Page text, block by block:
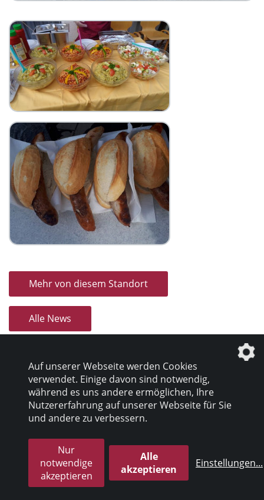
Mehr von diesem Standort
Alle News
© 2026 inter pares Sozialholding GmbH
Datenschutz|Impressum
die profilschmiede - Internetagentur
Auf unserer Webseite werden Cookies
verwendet. Einige davon sind notwendig,
während es uns andere ermöglichen, Ihre
Nutzererfahrung auf unserer Webseite für Sie
und andere zu verbessern.
Nur
notwendige
akzeptieren
Alle
akzeptieren
Einstellungen...